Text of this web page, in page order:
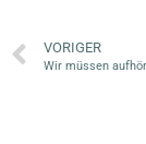
VORIGER